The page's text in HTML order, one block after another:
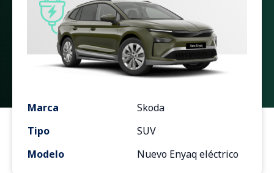
Marca
Skoda
Tipo
SUV
Modelo
Nuevo Enyaq eléctrico